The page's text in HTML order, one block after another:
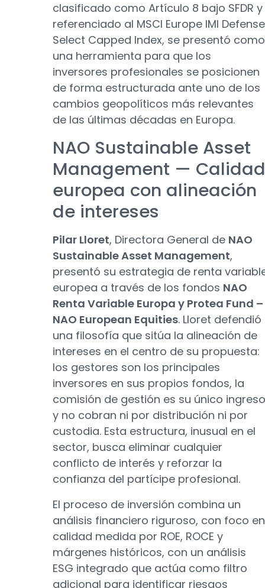
clasificado como Artículo 8 bajo SFDR y
referenciado al MSCI Europe IMI Defense
Select Capped Index, se presentó como
una herramienta para que los
inversores profesionales se posicionen
de forma estructurada ante uno de los
cambios geopolíticos más relevantes
de las últimas décadas en Europa.
NAO Sustainable Asset
Management — Calidad
europea con alineación
de intereses
Pilar Lloret, Directora General de NAO
Sustainable Asset Management,
presentó su estrategia de renta
europea a través de los fondos NAO
Renta Variable Europa y Protea Fund –
NAO European Equities. Lloret defendió
una filosofía que sitúa la alineación de
intereses en el centro de su propuesta:
los gestores son los principales
inversores en sus propios fondos, la
comisión de gestión es su único ingreso
y no cobran ni por distribución ni por
custodia. Esta estructura, inusual en el
sector, busca eliminar cualquier
conflicto de interés y reforzar la
confianza del partícipe profesional.
El proceso de inversión combina un
análisis financiero riguroso, con foco en
calidad medida por ROE, ROCE y
márgenes históricos, con un análisis
ESG integrado que actúa como filtro
adicional para identificar riesgos